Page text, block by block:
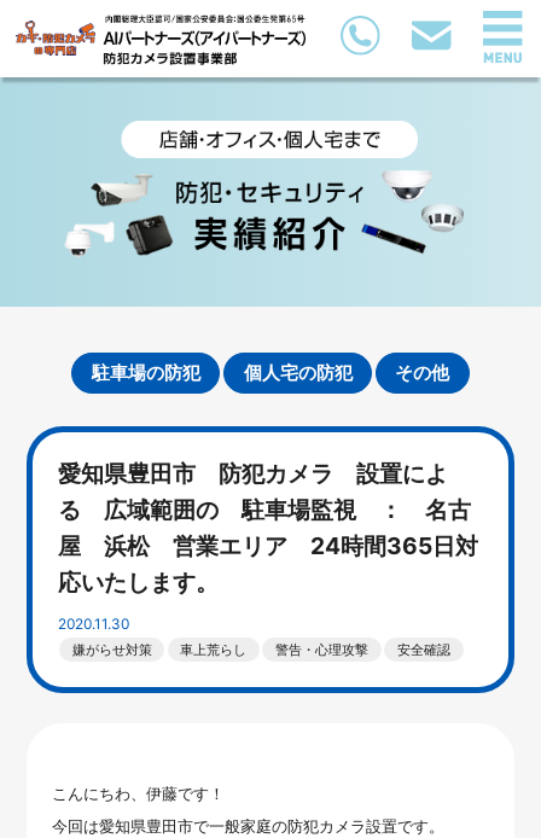
駐車場の防犯 個人宅の防犯 その他
愛知県豊田市 防犯カメラ 設置によ
る 広域範囲の 駐車場監視 ： 名古
屋 浜松 営業エリア 24時間365日対
応いたします。
2020.11.30
嫌がらせ対策 車上荒らし 警告・心理攻撃 安全確認
こんにちわ、伊藤です！
今回は愛知県豊田市で一般家庭の防犯カメラ設置です。